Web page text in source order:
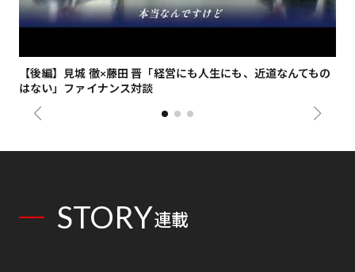
【後編】見城 徹×藤田 晋「経営にも人生にも、近道なんてもの
はない」ファイナンス対談
STORY連載